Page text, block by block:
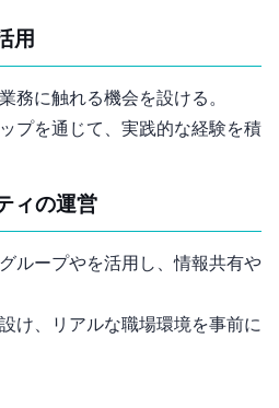
用
務に触れる機会を設ける。
プを通じて、実践的な経験を積
ィの運営
ープやSNSを活用し、情報共有や
け、リアルな職場環境を事前に